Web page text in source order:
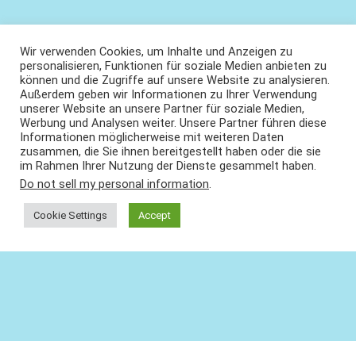
Wir verwenden Cookies, um Inhalte und Anzeigen zu
personalisieren, Funktionen für soziale Medien anbieten zu
können und die Zugriffe auf unsere Website zu analysieren.
Außerdem geben wir Informationen zu Ihrer Verwendung
unserer Website an unsere Partner für soziale Medien,
Werbung und Analysen weiter. Unsere Partner führen diese
Informationen möglicherweise mit weiteren Daten
zusammen, die Sie ihnen bereitgestellt haben oder die sie
im Rahmen Ihrer Nutzung der Dienste gesammelt haben.
Do not sell my personal information.
Cookie Settings Accept